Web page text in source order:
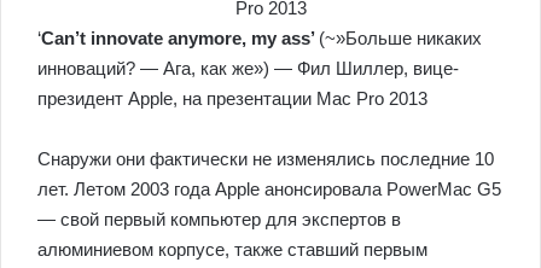
‘Can’t innovate anymore, my ass’ (~»Больше никаких
инноваций? — Ага, как же») — Фил Шиллер, вице-
президент Apple, на презентации Mac Pro 2013
Снаружи они фактически не изменялись последние 10
лет. Летом 2003 года Apple анонсировала PowerMac G5
— свой первый компьютер для экспертов в
алюминиевом корпусе, также ставший первым